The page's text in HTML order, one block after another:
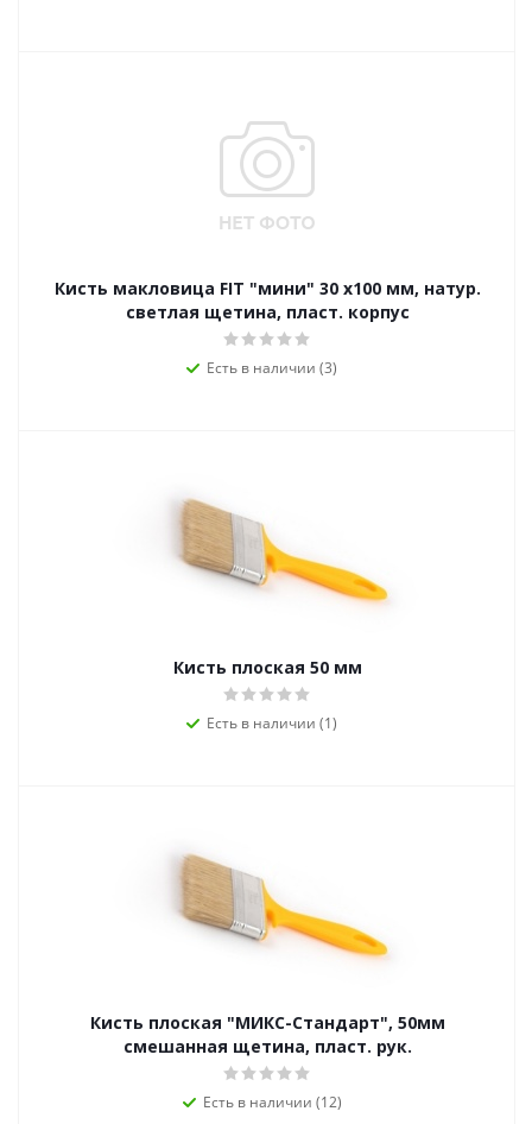
Кисть макловица FIT "мини" 30 x100 мм, натур.
светлая щетина, пласт. корпус
Есть в наличии (3)
Кисть плоская 50 мм
Есть в наличии (1)
Кисть плоская "МИКС-Стандарт", 50мм
смешанная щетина, пласт. рук.
Есть в наличии (12)